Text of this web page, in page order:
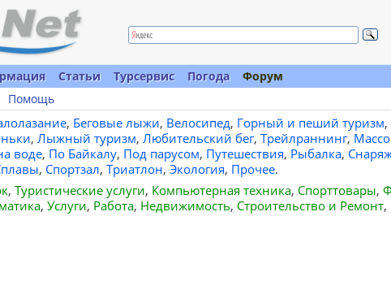
Статьи Турсервис Погода
Форум
Помощь
, Беговые лыжи, Велосипед, Горный и пеший туризм,
, Лыжный туризм, Любительский бег, Трейлраннинг,
воде, По Байкалу, Под парусом, Путешествия, Рыбалка,
, Спортзал, Триатлон, Экология, Прочее.
, Туристические услуги, Компьютерная техника, Спорттовары,
, Услуги, Работа, Недвижимость, Строительство и Ремонт,